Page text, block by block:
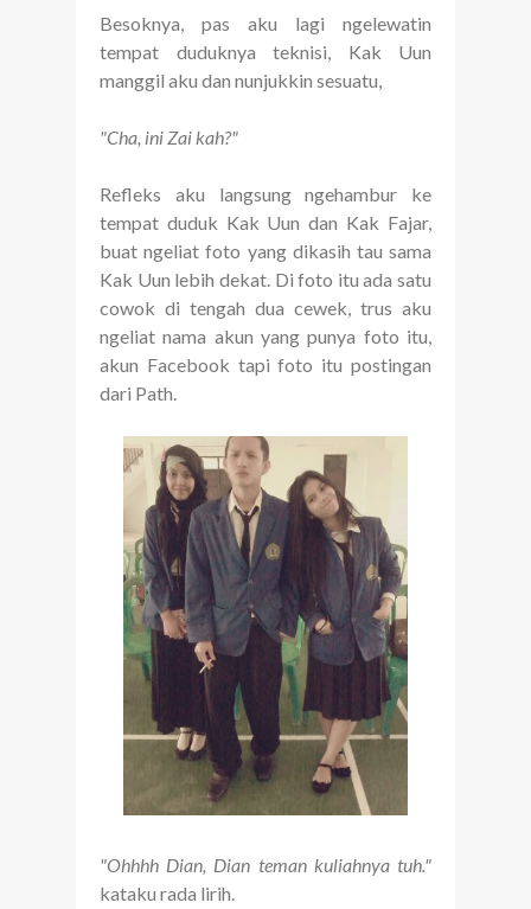
Besoknya, pas aku lagi ngelewatin
tempat duduknya teknisi, Kak Uun
manggil aku dan nunjukkin sesuatu,
"Cha, ini Zai kah?"
Refleks aku langsung ngehambur ke
tempat duduk Kak Uun dan Kak Fajar,
buat ngeliat foto yang dikasih tau sama
Kak Uun lebih dekat. Di foto itu ada satu
cowok di tengah dua cewek, trus aku
ngeliat nama akun yang punya foto itu,
akun Facebook tapi foto itu postingan
dari Path.
"Ohhhh Dian, Dian teman kuliahnya tuh."
kataku rada lirih.